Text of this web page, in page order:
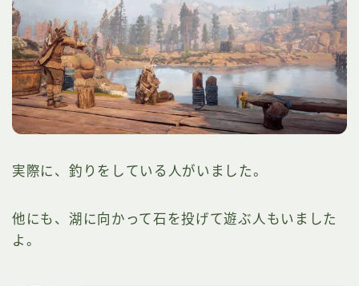
実際に、釣りをしている人がいました。
他にも、湖に向かって石を投げて遊ぶ人もいました
よ。